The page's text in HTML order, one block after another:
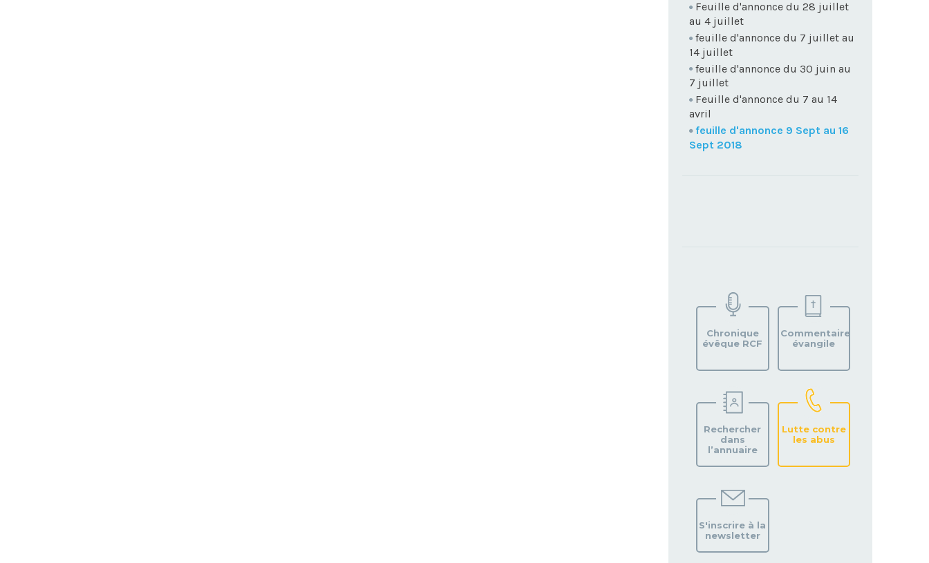
Feuille d'annonce du 28 juillet
au 4 juillet
feuille d'annonce du 7 juillet au
14 juillet
feuille d'annonce du 30 juin au
7 juillet
Feuille d'annonce du 7 au 14
avril
feuille d'annonce 9 Sept au 16
Sept 2018
PAROISSE
Chronique
évêque RCF
Commentaire
évangile
Rechercher
dans
l’annuaire
Lutte contre
les abus
S'inscrire à la
newsletter